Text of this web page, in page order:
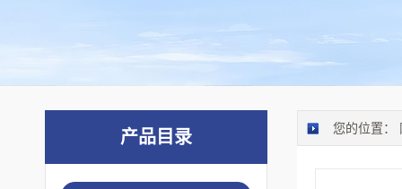
您的位置：
产品目录